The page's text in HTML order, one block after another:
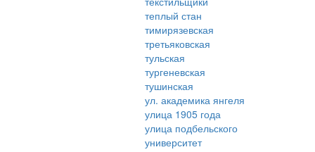
теплый стан
тимирязевская
третьяковская
тульская
тургеневская
тушинская
ул. академика янгеля
улица 1905 года
улица подбельского
университет